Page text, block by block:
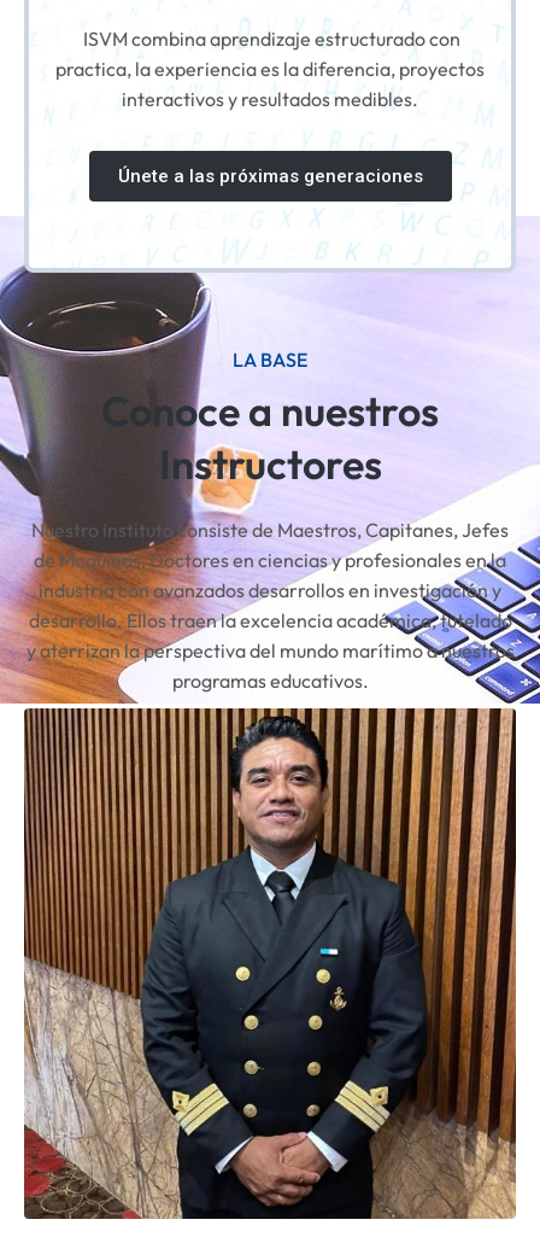
ISVM combina aprendizaje estructurado con
practica, la experiencia es la diferencia, proyectos
interactivos y resultados medibles.
Únete a las próximas generaciones
LA BASE
Conoce a nuestros
Instructores
Nuestro instituto consiste de Maestros, Capitanes, Jefes
de Maquinas, Doctores en ciencias y profesionales en la
industria con avanzados desarrollos en investigación y
desarrollo. Ellos traen la excelencia académica, tutelado
y aterrizan la perspectiva del mundo marítimo a nuestros
programas educativos.